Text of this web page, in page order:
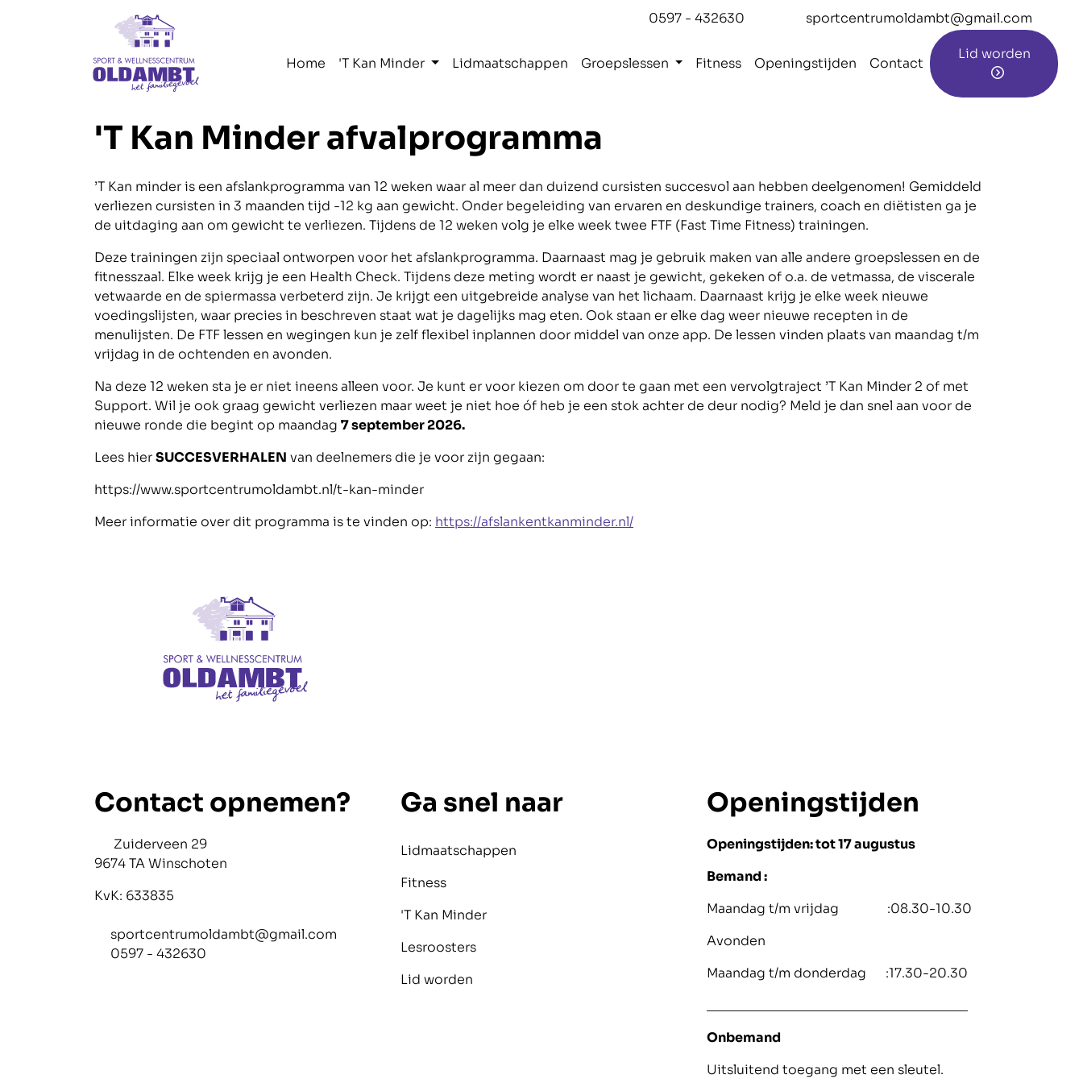
0597 - 432630 sportcentrumoldambt@gmail.com
Home 'T Kan Minder Lidmaatschappen Groepslessen Fitness Openingstijden Contact
'T Kan Minder afvalprogramma
’T Kan minder is een afslankprogramma van 12 weken waar al meer dan duizend cursisten succesvol aan hebben deelgenomen! Gemiddeld
verliezen cursisten in 3 maanden tijd -12 kg aan gewicht. Onder begeleiding van ervaren en deskundige trainers, coach en diëtisten ga je
de uitdaging aan om gewicht te verliezen. Tijdens de 12 weken volg je elke week twee FTF (Fast Time Fitness) trainingen.
Deze trainingen zijn speciaal ontworpen voor het afslankprogramma. Daarnaast mag je gebruik maken van alle andere groepslessen en de
fitnesszaal. Elke week krijg je een Health Check. Tijdens deze meting wordt er naast je gewicht, gekeken of o.a. de vetmassa, de viscerale
vetwaarde en de spiermassa verbeterd zijn. Je krijgt een uitgebreide analyse van het lichaam. Daarnaast krijg je elke week nieuwe
voedingslijsten, waar precies in beschreven staat wat je dagelijks mag eten. Ook staan er elke dag weer nieuwe recepten in de
menulijsten. De FTF lessen en wegingen kun je zelf flexibel inplannen door middel van onze app. De lessen vinden plaats van maandag t/m
vrijdag in de ochtenden en avonden.
Na deze 12 weken sta je er niet ineens alleen voor. Je kunt er voor kiezen om door te gaan met een vervolgtraject ’T Kan Minder 2 of met
Support. Wil je ook graag gewicht verliezen maar weet je niet hoe óf heb je een stok achter de deur nodig? Meld je dan snel aan voor de
nieuwe ronde die begint op maandag 7 september 2026.
Lees hierSUCCESVERHALEN van deelnemers die je voor zijn gegaan:
https://www.sportcentrumoldambt.nl/t-kan-minder
Meer informatie over dit programma is te vinden op: https://afslankentkanminder.nl/
Contact opnemen?
Zuiderveen 29
9674 TA Winschoten
KvK: 633835
sportcentrumoldambt@gmail.com
0597 - 432630
Ga snel naar
Lidmaatschappen
Fitness
'T Kan Minder
Lesroosters
Lid worden
Openingstijden
Openingstijden: tot 17 augustus
Bemand :
Maandag t/m vrijdag :08.30-10.30
Avonden
Maandag t/m donderdag :17.30-20.30
Onbemand
Uitsluitend toegang met een sleutel.